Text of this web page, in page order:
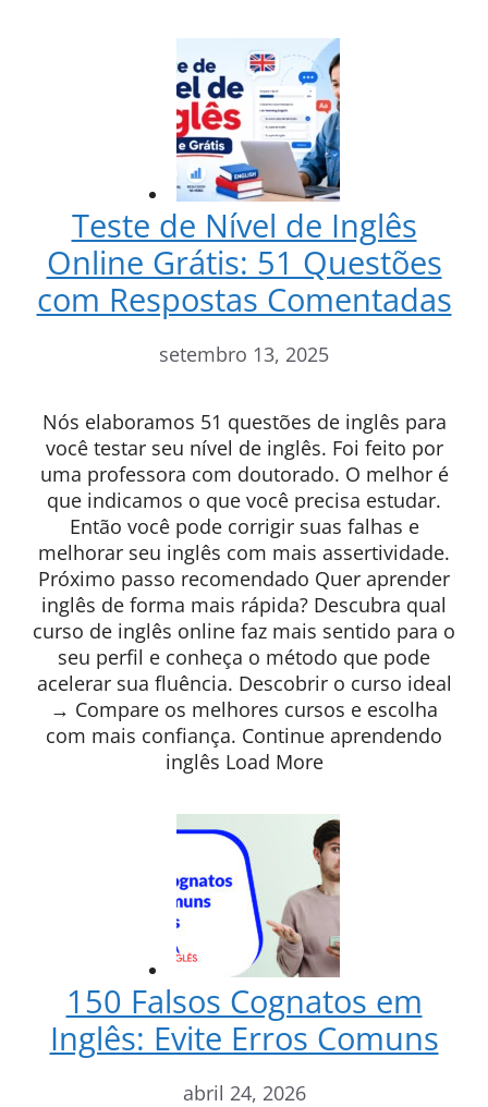
Teste de Nível de Inglês
Online Grátis: 51 Questões
com Respostas Comentadas
setembro 13, 2025
Nós elaboramos 51 questões de inglês para
você testar seu nível de inglês. Foi feito por
uma professora com doutorado. O melhor é
que indicamos o que você precisa estudar.
Então você pode corrigir suas falhas e
melhorar seu inglês com mais assertividade.
Próximo passo recomendado Quer aprender
inglês de forma mais rápida? Descubra qual
curso de inglês online faz mais sentido para o
seu perfil e conheça o método que pode
acelerar sua fluência. Descobrir o curso ideal
→ Compare os melhores cursos e escolha
com mais confiança. Continue aprendendo
inglês Load More
150 Falsos Cognatos em
Inglês: Evite Erros Comuns
abril 24, 2026